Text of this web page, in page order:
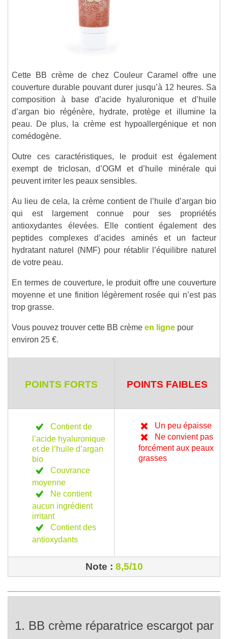
Cette BB crème de chez Couleur Caramel offre une
couverture durable pouvant durer jusqu’à 12 heures. Sa
composition à base d’acide hyaluronique et d’huile
d’argan bio régénère, hydrate, protège et illumine la
peau. De plus, la crème est hypoallergénique et non
comédogène.
Outre ces caractéristiques, le produit est également
exempt de triclosan, d’OGM et d’huile minérale qui
peuvent irriter les peaux sensibles.
Au lieu de cela, la crème contient de l’huile d’argan bio
qui est largement connue pour ses propriétés
antioxydantes élevées. Elle contient également des
peptides complexes d’acides aminés et un facteur
hydratant naturel (NMF) pour rétablir l’équilibre naturel
de votre peau.
En termes de couverture, le produit offre une couverture
moyenne et une finition légèrement rosée qui n’est pas
trop grasse.
Vous pouvez trouver cette BB crème en ligne pour
environ 25 €.
POINTS FORTS POINTS FAIBLES
Contient de
l’acide hyaluronique
et de l’huile d’argan
bio
Couvrance
moyenne
Ne contient
aucun ingrédient
irritant
Contient des
antioxydants
Un peu épaisse
Ne convient pas
forcément aux peaux
grasses
Note : 8,5/10
1. BB crème réparatrice escargot par